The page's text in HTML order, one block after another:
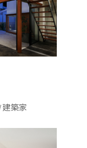
建築家